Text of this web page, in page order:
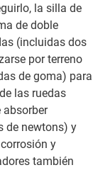
la silla de
de doble
(incluidas dos
por terreno
de goma) para
las ruedas
absorber
de newtons) y
y
también